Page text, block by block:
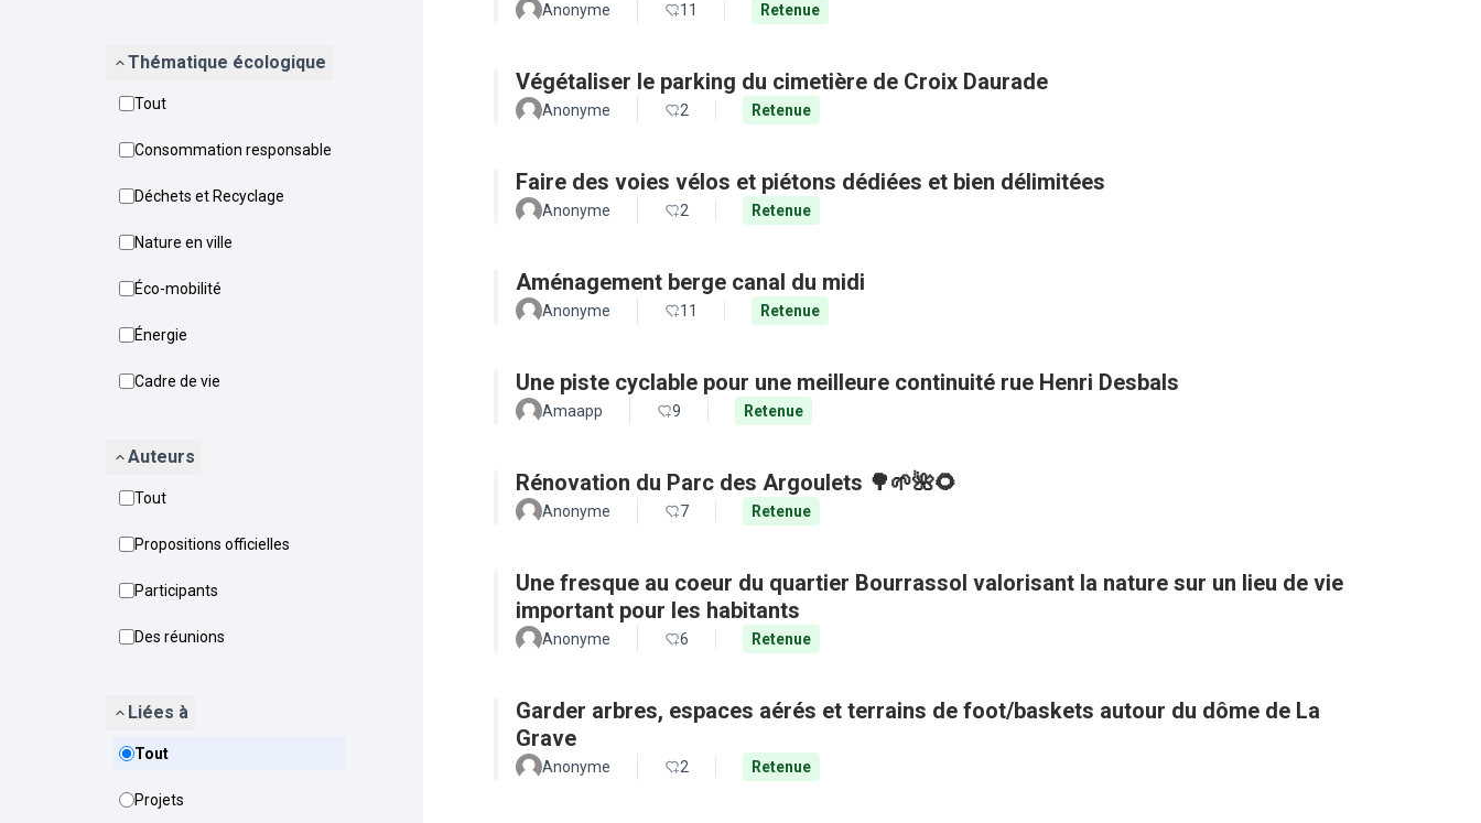
Thématique écologique
Tout
Consommation responsable
Déchets et Recyclage
Nature en ville
Éco-mobilité
Énergie
Cadre de vie
Auteurs
Tout
Propositions officielles
Participants
Des réunions
Liées à
Tout
Projets
Anonyme 11 Retenue
Végétaliser le parking du cimetière de Croix Daurade
Anonyme 2 Retenue
Faire des voies vélos et piétons dédiées et bien délimitées
Anonyme 2 Retenue
Aménagement berge canal du midi
Anonyme 11 Retenue
Une piste cyclable pour une meilleure continuité rue Henri Desbals
Amaapp 9 Retenue
Rénovation du Parc des Argoulets 🌳🌱🌺🌻
Anonyme 7 Retenue
Une fresque au coeur du quartier Bourrassol valorisant la nature sur un lieu de vie
important pour les habitants
Anonyme 6 Retenue
Garder arbres, espaces aérés et terrains de foot/baskets autour du dôme de La
Grave
Anonyme 2 Retenue